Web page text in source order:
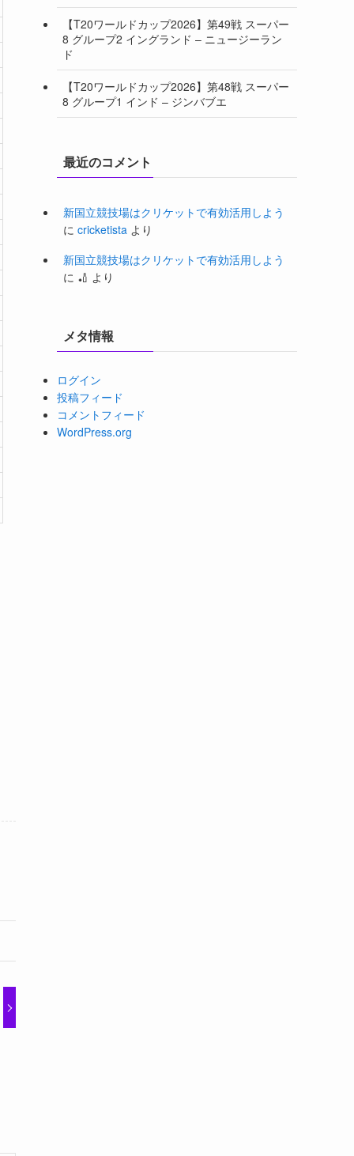
【T20ワールドカップ2026】第49戦 スーパー
8 グループ2 イングランド – ニュージーラン
ド
【T20ワールドカップ2026】第48戦 スーパー
8 グループ1 インド – ジンバブエ
最近のコメント
新国立競技場はクリケットで有効活用しよう
に cricketista より
新国立競技場はクリケットで有効活用しよう
に 🏏 より
メタ情報
ログイン
投稿フィード
コメントフィード
WordPress.org